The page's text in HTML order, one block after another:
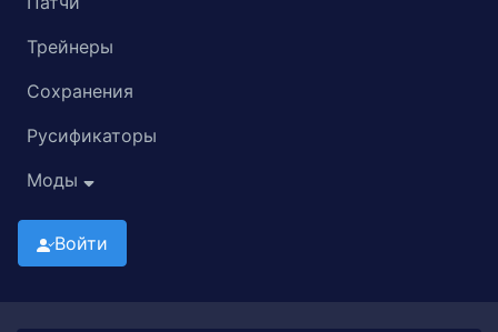
Трейнеры
Сохранения
Русификаторы
Моды
Войти